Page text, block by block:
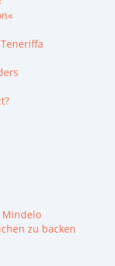
Mindelo
zu backen